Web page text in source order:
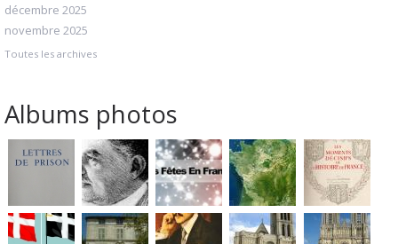
décembre 2025
novembre 2025
Toutes les archives
Albums photos